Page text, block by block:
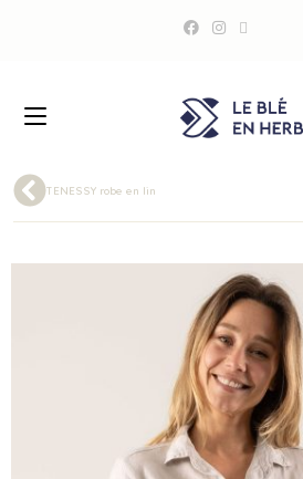
TENESSY robe en lin